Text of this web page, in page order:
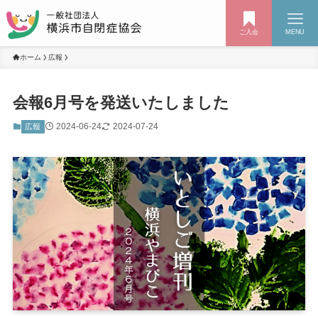
ご入会 MENU
ホーム 広報
会報6月号を発送いたしました
広報 2024-06-24 2024-07-24